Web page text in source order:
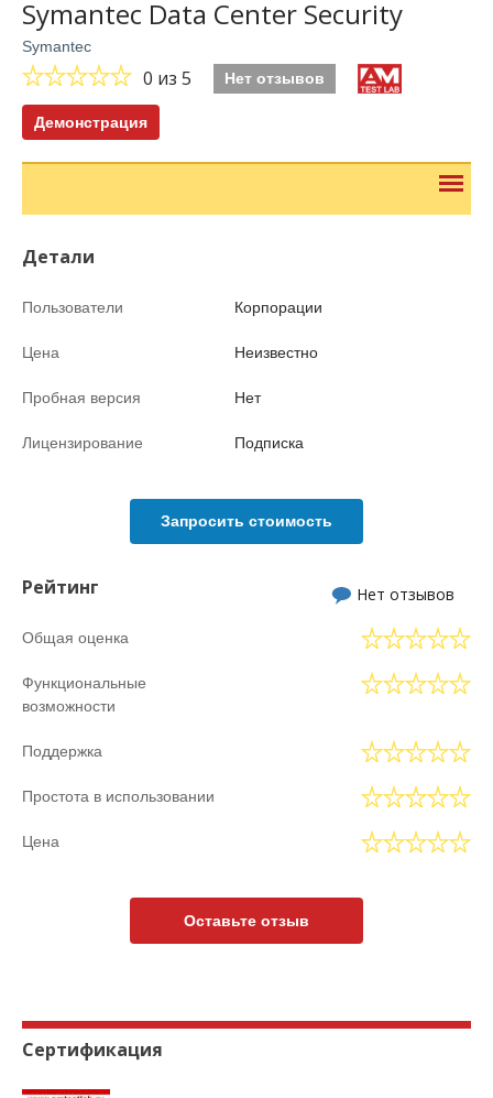
Symantec Data Center Security
Symantec
0 из 5 Нет отзывов
Демонстрация
Детали
Пользователи Корпорации
Цена Неизвестно
Пробная версия Нет
Лицензирование Подписка
Запросить стоимость
Рейтинг Нет отзывов
Общая оценка
Функциональные
возможности
Поддержка
Простота в использовании
Цена
Оставьте отзыв
Сертификация